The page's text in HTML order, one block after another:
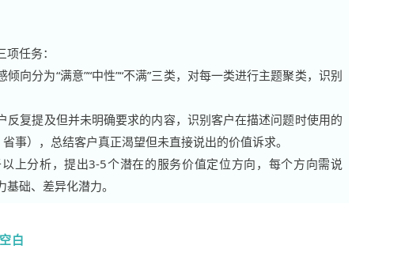
任务：
倾向分为“满意”“中性”“不满”三类，对每一类进行主题聚类，识别
反复提及但并未明确要求的内容，识别客户在描述问题时使用的
事），总结客户真正渴望但未直接说出的价值诉求。
上分析，提出3-5个潜在的服务价值定位方向，每个方向需说
础、差异化潜力。
白